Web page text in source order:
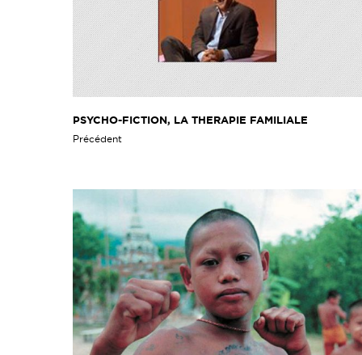
PSYCHO-FICTION, LA THERAPIE FAMILIALE
Précédent